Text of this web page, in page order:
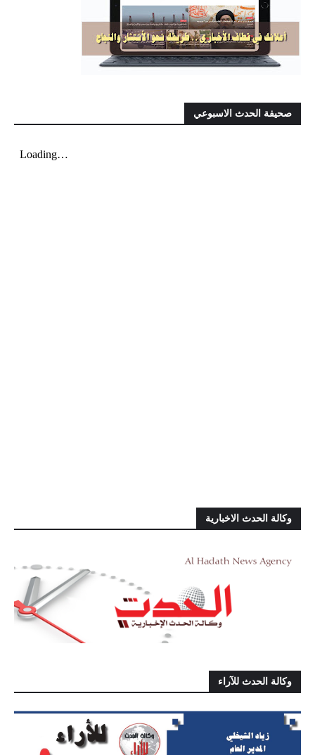
صحيفة الحدث الاسبوعي
وكالة الحدث الاخبارية
وكالة الحدث للآراء